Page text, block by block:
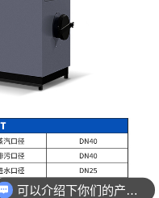
你们是怎么收费的呢？